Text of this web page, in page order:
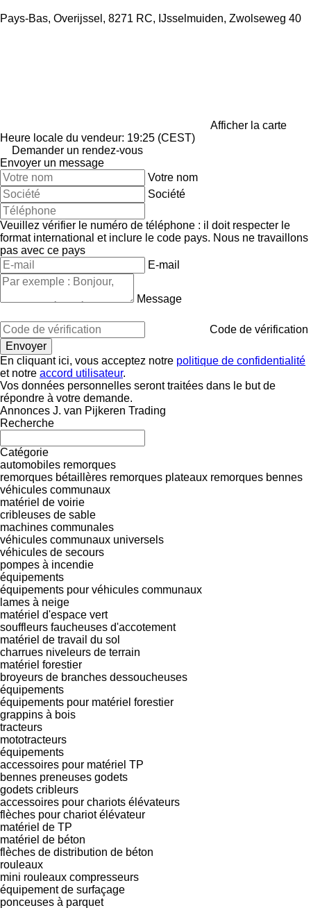
Pays-Bas, Overijssel, 8271 RC, IJsselmuiden, Zwolseweg 40
Afficher la carte
Heure locale du vendeur: 19:25 (CEST)
Demander un rendez-vous
Envoyer un message
Votre nom
Société
Veuillez vérifier le numéro de téléphone : il doit respecter le
format international et inclure le code pays. Nous ne travaillons
pas avec ce pays
E-mail
Message
Code de vérification
En cliquant ici, vous acceptez notre politique de confidentialité
et notre accord utilisateur.
Vos données personnelles seront traitées dans le but de
répondre à votre demande.
Annonces J. van Pijkeren Trading
Recherche
Catégorie
automobiles remorques
remorques bétaillères remorques plateaux remorques bennes
véhicules communaux
matériel de voirie
cribleuses de sable
machines communales
véhicules communaux universels
véhicules de secours
pompes à incendie
équipements
équipements pour véhicules communaux
lames à neige
matériel d'espace vert
souffleurs faucheuses d'accotement
matériel de travail du sol
charrues niveleurs de terrain
matériel forestier
broyeurs de branches dessoucheuses
équipements
équipements pour matériel forestier
grappins à bois
tracteurs
mototracteurs
équipements
accessoires pour matériel TP
bennes preneuses godets
godets cribleurs
accessoires pour chariots élévateurs
flèches pour chariot élévateur
matériel de TP
matériel de béton
flèches de distribution de béton
rouleaux
mini rouleaux compresseurs
équipement de surfaçage
ponceuses à parquet